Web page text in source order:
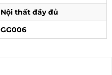
Nội thất đầy đủ
GG006